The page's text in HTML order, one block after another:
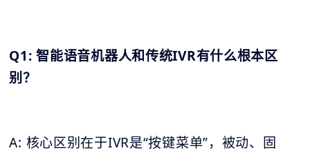
Q1: 智能语音机器人和传统IVR有什么根本区
别？
A: 核心区别在于IVR是“按键菜单”，被动、固